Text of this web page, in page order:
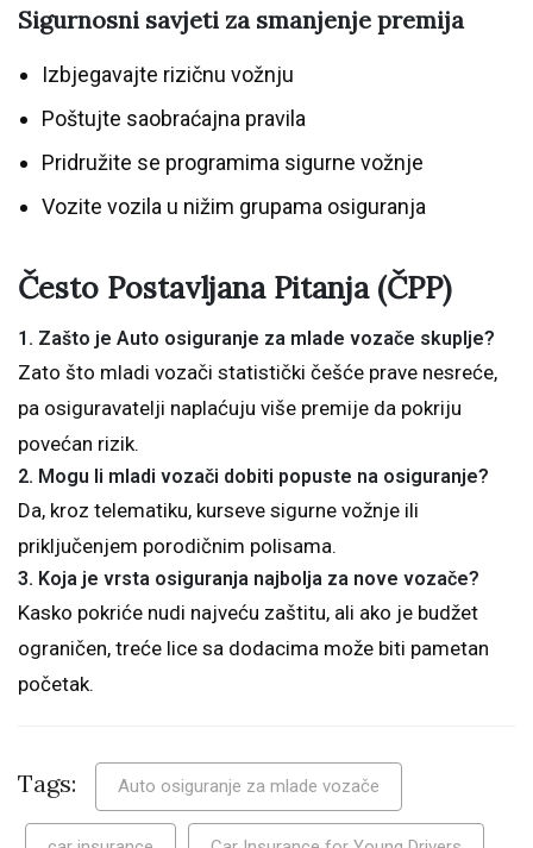
Sigurnosni savjeti za smanjenje premija
Izbjegavajte rizičnu vožnju
Poštujte saobraćajna pravila
Pridružite se programima sigurne vožnje
Vozite vozila u nižim grupama osiguranja
Često Postavljana Pitanja (ČPP)
1. Zašto je Auto osiguranje za mlade vozače skuplje?
Zato što mladi vozači statistički češće prave nesreće,
pa osiguravatelji naplaćuju više premije da pokriju
povećan rizik.
2. Mogu li mladi vozači dobiti popuste na osiguranje?
Da, kroz telematiku, kurseve sigurne vožnje ili
priključenjem porodičnim polisama.
3. Koja je vrsta osiguranja najbolja za nove vozače?
Kasko pokriće nudi najveću zaštitu, ali ako je budžet
ograničen, treće lice sa dodacima može biti pametan
početak.
Tags: Auto osiguranje za mlade vozače